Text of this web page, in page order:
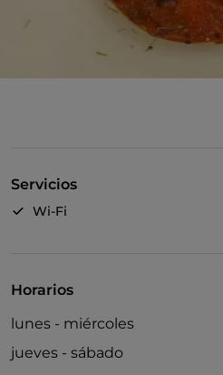
Servicios
Wi-Fi
Horarios
lunes - miércoles
jueves - sábado